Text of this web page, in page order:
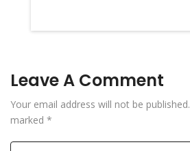
Leave A Comment
Your email address will not be published.
marked *